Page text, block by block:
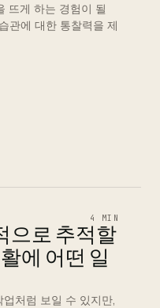
뜨게 하는 경험이 될
관에 대한 통찰력을 제
4 MIN
으로 추적할
에 어떤 일
처럼 보일 수 있지만,